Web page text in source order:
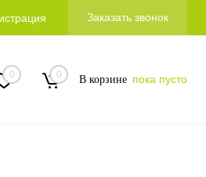
Заказать звонок
0 0 В корзине пока пусто